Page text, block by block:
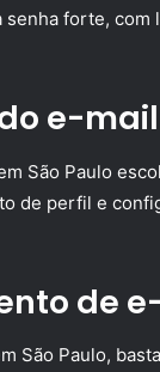
forte,
e-mail
São Paulo
de perfil e
de
São Paulo,